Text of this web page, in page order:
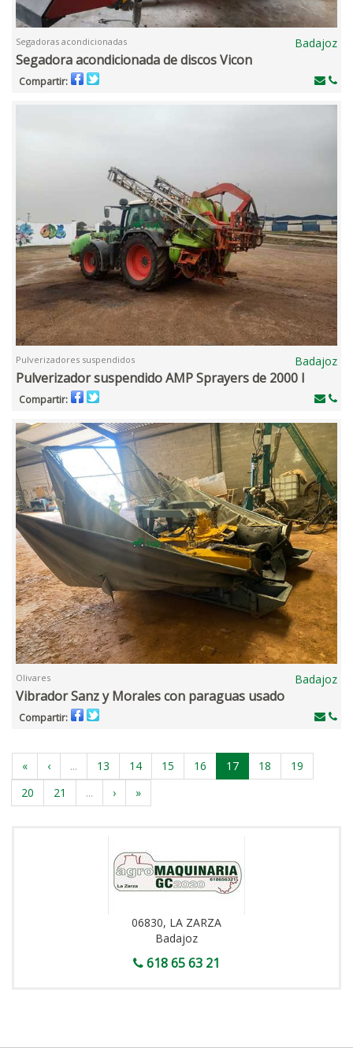
Segadoras acondicionadas Badajoz
Segadora acondicionada de discos Vicon
Compartir:
Pulverizadores suspendidos Badajoz
Pulverizador suspendido AMP Sprayers de 2000 l
Compartir:
Olivares Badajoz
Vibrador Sanz y Morales con paraguas usado
Compartir:
« ‹ ... 13 14 15 16 17 18
19
20
21 ... › »
06830, LA ZARZA
Badajoz
618 65 63 21